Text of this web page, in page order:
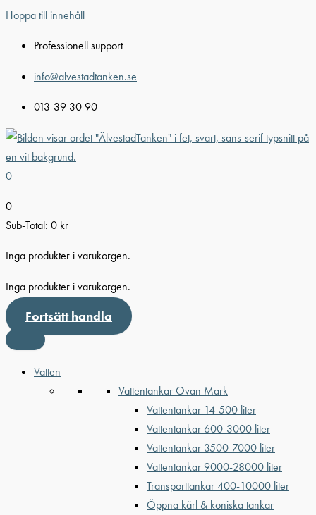
Hoppa till innehåll
Professionell support
info@alvestadtanken.se
013-39 30 90
0
0
Sub-Total: 0 kr
Inga produkter i varukorgen.
Inga produkter i varukorgen.
Fortsätt handla
Vatten
Vattentankar Ovan Mark
Vattentankar 14-500 liter
Vattentankar 600-3000 liter
Vattentankar 3500-7000 liter
Vattentankar 9000-28000 liter
Transporttankar 400-10000 liter
Öppna kärl & koniska tankar